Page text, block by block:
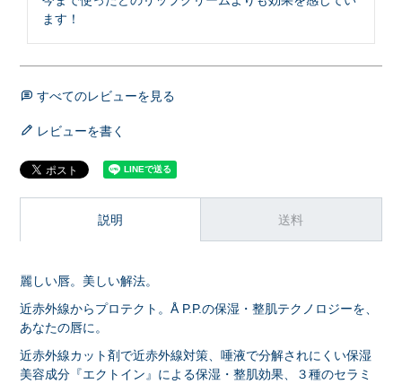
すべてのレビューを見る
レビューを書く
説明 送料
麗しい唇。美しい解法。
近赤外線からプロテクト。Å P.P.の保湿・整肌テクノロジーを、
あなたの唇に。
近赤外線カット剤で近赤外線対策、唾液で分解されにくい保湿
美容成分『エクトイン』による保湿・整肌効果、３種のセラミ